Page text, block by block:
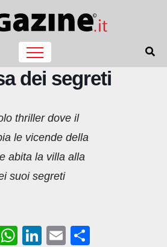
dei segreti
thriller dove il
le vicende della
abita la villa alla
suoi segreti
X
W
Li
E